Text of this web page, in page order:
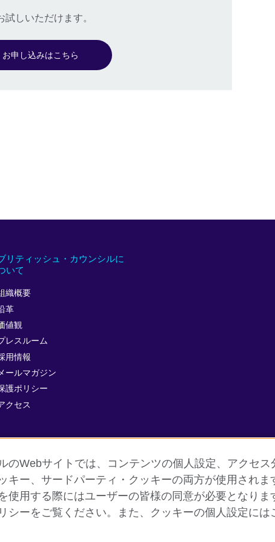
しいただけます。
お申し込みはこちら
リティッシュ・カウンシルに
いて
織概要
革
値観
レスルーム
用情報
ールマガジン
護ポリシー
クセス
個人情報保護 クッキー（Cookie）について よくあるご質問
のWebサイトでは、コンテンツの個人設定、アクセ
キー、サードパーティ・クッキーの両方が使用され
使用する際にはユーザーの皆様の同意が必要となりま
シーをご覧ください。また、クッキーの個人設定に